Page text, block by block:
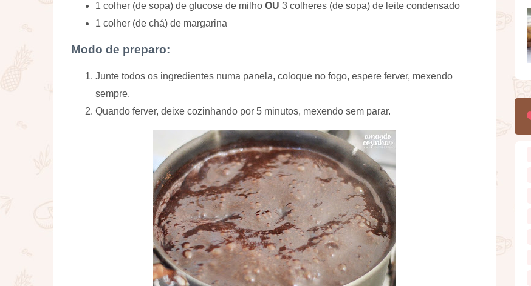
1 colher (de sopa) de glucose de milho OU 3 colheres (de sopa) de leite condensado
1 colher (de chá) de margarina
Modo de preparo:
Junte todos os ingredientes numa panela, coloque no fogo, espere ferver, mexendo
sempre.
Quando ferver, deixe cozinhando por 5 minutos, mexendo sem parar.